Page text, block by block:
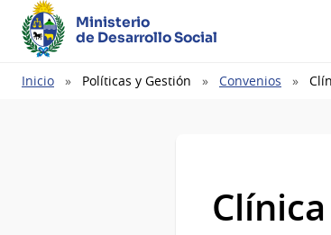
Ministerio
de Desarrollo Social
Ruta
Inicio Políticas y Gestión Convenios